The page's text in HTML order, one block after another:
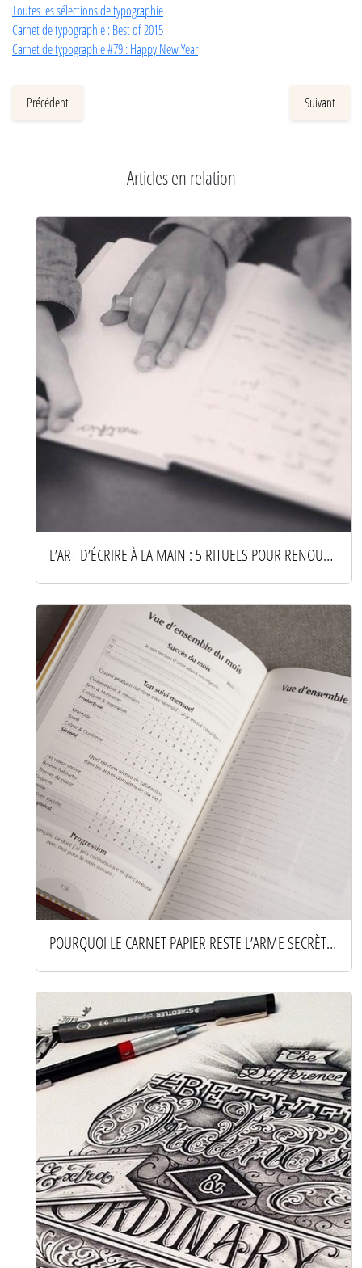
Toutes les sélections de typographie
Carnet de typographie : Best of 2015
Carnet de typographie #79 : Happy New Year
Précédent Suivant
Articles en relation
L’ART D’ÉCRIRE À LA MAIN : 5 RITUELS POUR RENOUER AVEC LE PAPIER
POURQUOI LE CARNET PAPIER RESTE L’ARME SECRÈTE DES ESPRITS PRODUCTIFS